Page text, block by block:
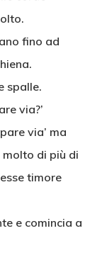
fino ad
spalle.
via?’
via’ ma
molto di più di
timore
e comincia a